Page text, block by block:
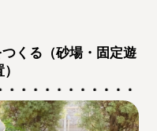
くる（砂場・固定遊